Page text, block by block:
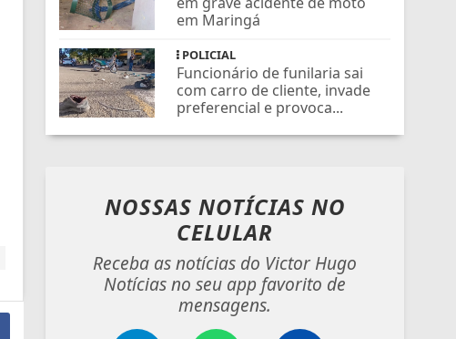
em Maringá
POLICIAL
Funcionário de funilaria sai
com carro de cliente, invade
preferencial e provoca...
NOSSAS NOTÍCIAS NO
CELULAR
Receba as notícias do Victor Hugo
Notícias no seu app favorito de
mensagens.